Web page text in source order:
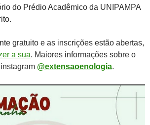
do Prédio Acadêmico da UNIPAMPA
gratuito e as inscrições estão abertas,
a sua. Maiores informações sobre o
@extensaoenologia.